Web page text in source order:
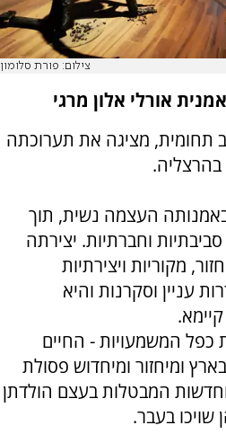
צילום: פורת סלומון
אורלי אלון מרגי
תחומית, מציגה את תערוכתה
בהרצליה.
העצמה נשית, תוך
וחברתיות. יצירתה
מקוריות ויצירתיות
עניין וסקרנות והיא
כפל המשמעויות - החיים
ומיחזור ומיחדוש פסולת
המבטלות בעצם הולדתן
בעבר.